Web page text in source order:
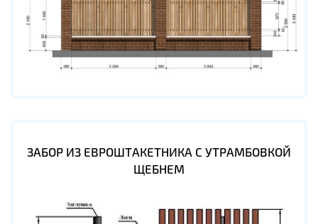
ЗАБОР ИЗ ЕВРОШТАКЕТНИКА С УТРАМБОВКОЙ
ЩЕБНЕМ